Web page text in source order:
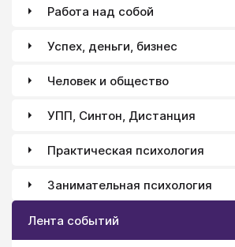
Работа над собой
Успех, деньги, бизнес
Человек и общество
УПП, Синтон, Дистанция
Практическая психология
Занимательная психология
Лента событий